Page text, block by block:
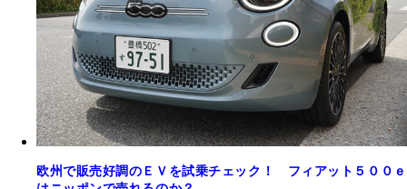
欧州で販売好調のＥＶを試乗チェック！ フィアット５００ｅ